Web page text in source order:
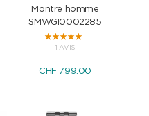
Montre homme
SMWGI0002285
1 AVIS
CHF 799.00